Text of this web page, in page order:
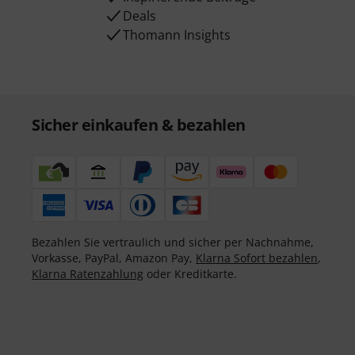
Deals
Thomann Insights
Sicher einkaufen & bezahlen
Bezahlen Sie vertraulich und sicher per Nachnahme,
Vorkasse, PayPal, Amazon Pay, Klarna Sofort bezahlen,
Klarna Ratenzahlung oder Kreditkarte.